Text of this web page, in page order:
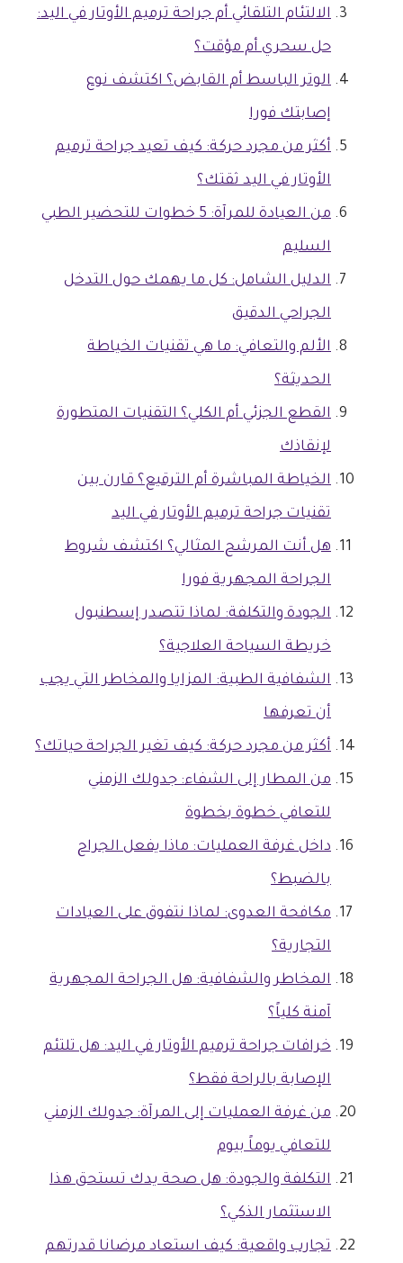
الالتئام التلقائي أم جراحة ترميم الأوتار في اليد:
حل سحري أم مؤقت؟
الوتر الباسط أم القابض؟ اكتشف نوع
إصابتك فورا
أكثر من مجرد حركة: كيف تعيد جراحة ترميم
الأوتار في اليد ثقتك؟
من العيادة للمرآة: 5 خطوات للتحضير الطبي
السليم
الدليل الشامل: كل ما يهمك حول التدخل
الجراحي الدقيق
الألم والتعافي: ما هي تقنيات الخياطة
الحديثة؟
القطع الجزئي أم الكلي؟ التقنيات المتطورة
لإنقاذك
الخياطة المباشرة أم الترقيع؟ قارن بين
تقنيات جراحة ترميم الأوتار في اليد
هل أنت المرشح المثالي؟ اكتشف شروط
الجراحة المجهرية فورا
الجودة والتكلفة: لماذا تتصدر إسطنبول
خريطة السياحة العلاجية؟
الشفافية الطبية: المزايا والمخاطر التي يجب
أن تعرفها
أكثر من مجرد حركة: كيف تغير الجراحة حياتك؟
من المطار إلى الشفاء: جدولك الزمني
للتعافي خطوة بخطوة
داخل غرفة العمليات: ماذا يفعل الجراح
بالضبط؟
مكافحة العدوى: لماذا نتفوق على العيادات
التجارية؟
المخاطر والشفافية: هل الجراحة المجهرية
آمنة كلياً؟
خرافات جراحة ترميم الأوتار في اليد: هل تلتئم
الإصابة بالراحة فقط؟
من غرفة العمليات إلى المرآة: جدولك الزمني
للتعافي يوماً بيوم
التكلفة والجودة: هل صحة يدك تستحق هذا
الاستثمار الذكي؟
تجارب واقعية: كيف استعاد مرضانا قدرتهم